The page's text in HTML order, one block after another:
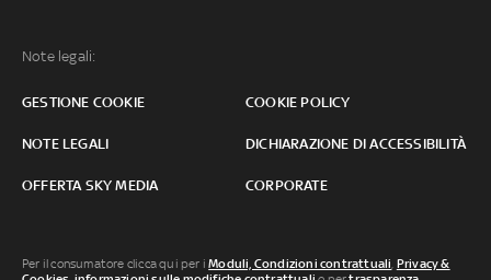
Note legali:
GESTIONE COOKIE COOKIE POLICY
NOTE LEGALI DICHIARAZIONE DI ACCESSIBILITÀ
OFFERTA SKY MEDIA CORPORATE
Per il consumatore clicca qui per iModuli, Condizioni contrattuali, Privacy &